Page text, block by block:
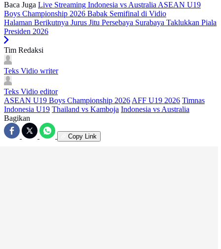
Baca Juga Live Streaming Indonesia vs Australia ASEAN U19
Boys Championship 2026 Babak Semifinal di Vidio
Halaman Berikutnya Jurus Jitu Persebaya Surabaya Taklukkan Piala
Presiden 2026
Tim Redaksi
Teks Vidio writer
Teks Vidio editor
ASEAN U19 Boys Championship 2026 AFF U19 2026 Timnas
Indonesia U19 Thailand vs Kamboja Indonesia vs Australia
Bagikan
Copy Link